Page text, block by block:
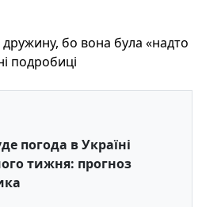
бо вона була «надто
подробиці
погода в Україні
тижня: прогноз